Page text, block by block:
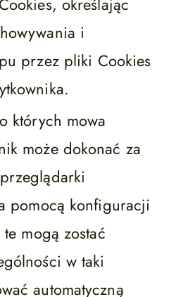
i
przez pliki Cookies
których mowa
może dokonać za
pomocą konfiguracji
mogą zostać
w taki
automatyczną